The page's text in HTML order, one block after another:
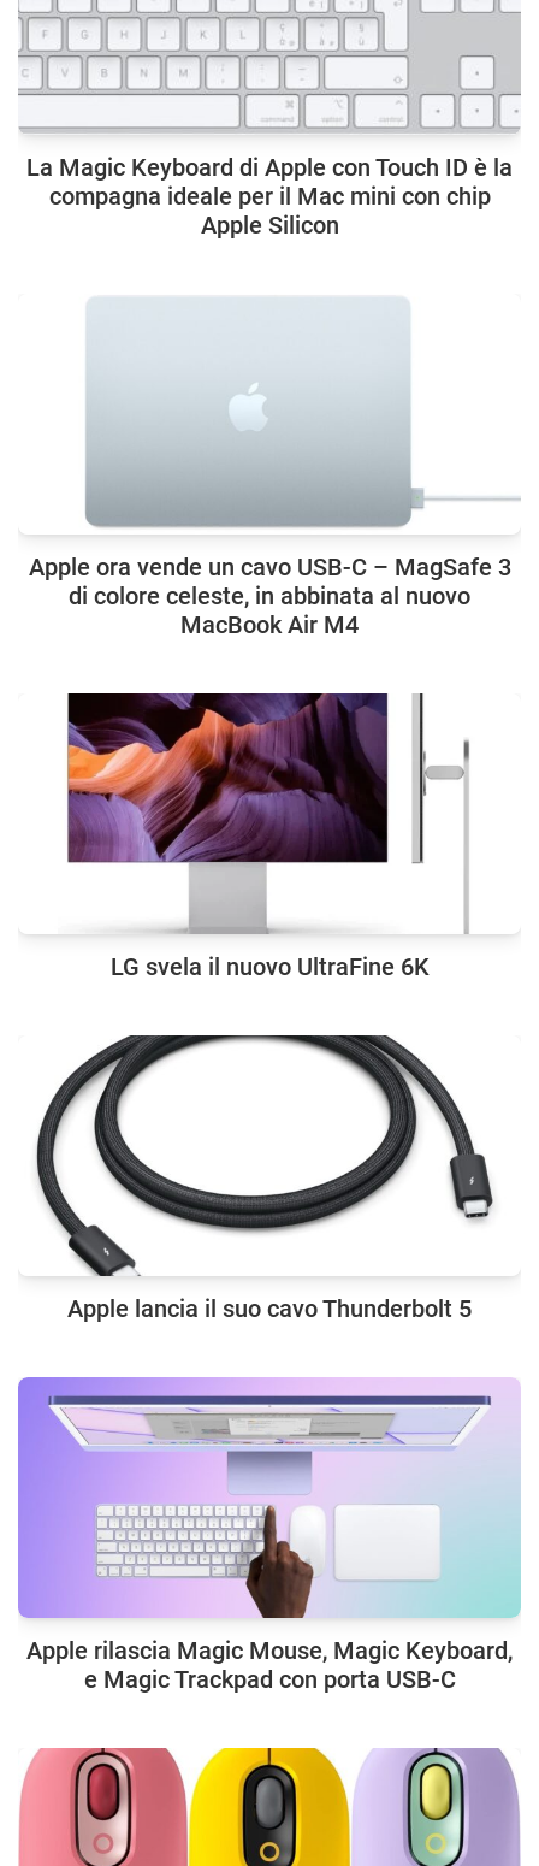
La Magic Keyboard di Apple con Touch ID è la
compagna ideale per il Mac mini con chip
Apple Silicon
Apple ora vende un cavo USB-C – MagSafe 3
di colore celeste, in abbinata al nuovo
MacBook Air M4
LG svela il nuovo UltraFine 6K
Apple lancia il suo cavo Thunderbolt 5
Apple rilascia Magic Mouse, Magic Keyboard,
e Magic Trackpad con porta USB-C